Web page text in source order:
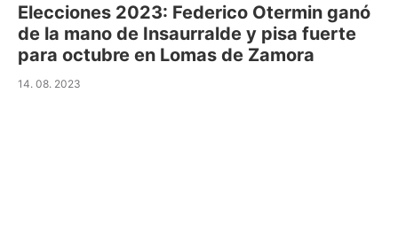
Elecciones 2023: Federico Otermin ganó
de la mano de Insaurralde y pisa fuerte
para octubre en Lomas de Zamora
14. 08. 2023